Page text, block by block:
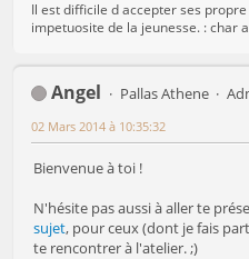
Il est difficile d accepter ses
impetuosite de la jeunesse. : char
Angel Pallas Athene
02 Mars 2014 à 10:35:32
Bienvenue à toi !
N'hésite pas aussi à aller te
sujet, pour ceux (dont je fais
te rencontrer à l'atelier. ;)